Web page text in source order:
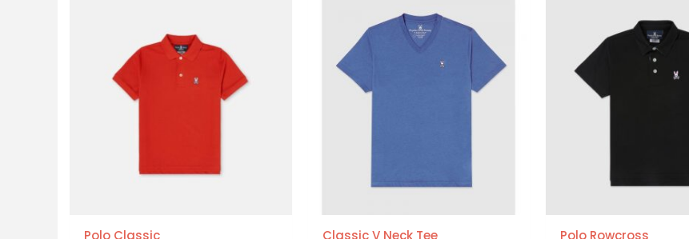
Polo Classic Classic V Neck Tee Polo Rowcross